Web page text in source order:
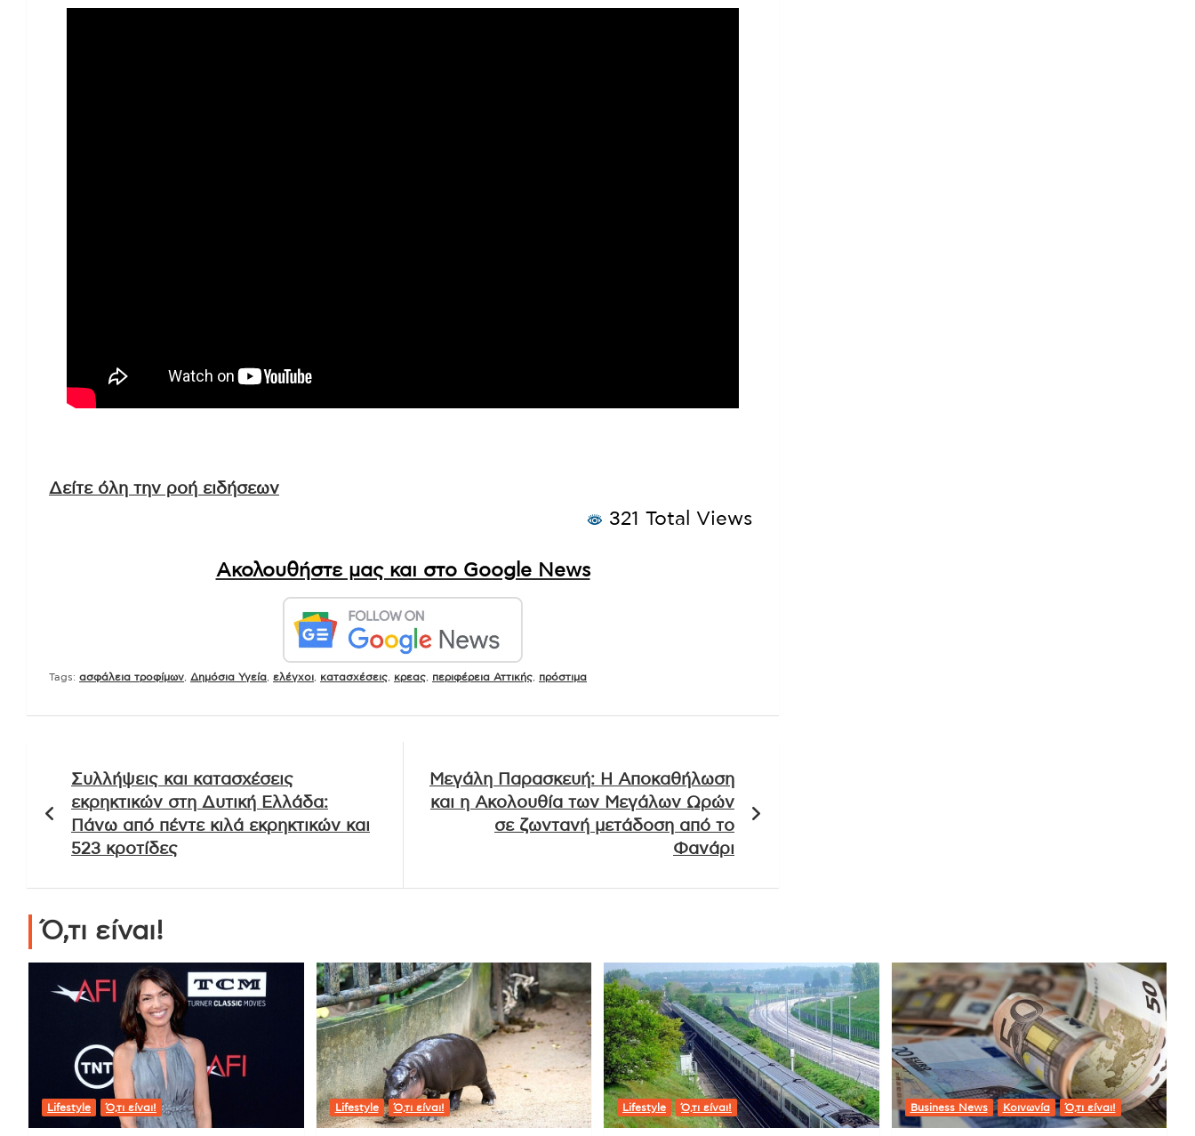
Δείτε όλη την ροή ειδήσεων
321 Total Views
Ακολουθήστε μας και στο Google News
Tags: ασφάλεια τροφίμων Δημόσια Υγεία ελέγχοι κατασχέσεις κρεας περιφέρεια Αττικής πρόστιμα
άρθρων
Συλλήψεις και κατασχέσεις
εκρηκτικών στη Δυτική Ελλάδα:
Πάνω από πέντε κιλά εκρηκτικών και
523 κροτίδες
Μεγάλη Παρασκευή: Η Αποκαθήλωση
και η Ακολουθία των Μεγάλων Ωρών
σε ζωντανή μετάδοση από το
Φανάρι
Ό,τι είναι!
Lifestyle Ό,τι είναι! Lifestyle Ό,τι είναι! Lifestyle Ό,τι είναι! Business News Κοινωνία Ό,τι είναι!